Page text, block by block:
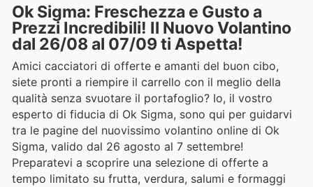
Ok Sigma: Freschezza e Gusto a
Prezzi Incredibili! Il Nuovo Volantino
dal 26/08 al 07/09 ti Aspetta!
Amici cacciatori di offerte e amanti del buon cibo,
siete pronti a riempire il carrello con il meglio della
qualità senza svuotare il portafoglio? Io, il vostro
esperto di fiducia di Ok Sigma, sono qui per guidarvi
tra le pagine del nuovissimo volantino online di Ok
Sigma, valido dal 26 agosto al 7 settembre!
Preparatevi a scoprire una selezione di offerte a
tempo limitato su frutta, verdura, salumi e formaggi